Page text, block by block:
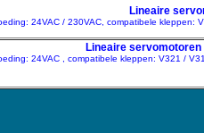
Lineaire
24VAC / 230VAC, compatibele
Lineaire
24VAC , compatibele kleppen: V321 /